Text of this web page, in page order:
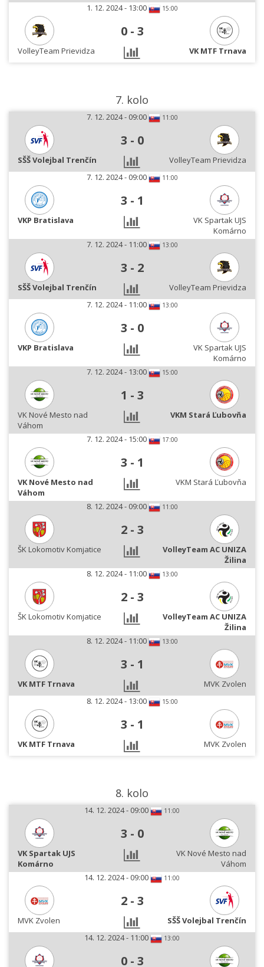
1. 12. 2024 - 13:00 15:00
0 - 3
VolleyTeam Prievidza VK MTF Trnava
7. kolo
7. 12. 2024 - 09:00 11:00
3 - 0
SŠŠ Volejbal Trenčín
VolleyTeam Prievidza
7. 12. 2024 - 09:00
11:00
3 - 1
VKP Bratislava
VK Spartak UJS
Komárno
7. 12. 2024 - 11:00
13:00
3 - 2
SŠŠ Volejbal Trenčín
VolleyTeam Prievidza
7. 12. 2024 - 11:00
13:00
3 - 0
VKP Bratislava
VK Spartak UJS
Komárno
7. 12. 2024 - 13:00
15:00
1 - 3
VK Nové Mesto nad
Váhom
VKM Stará Ľubovňa
7. 12. 2024 - 15:00 17:00
3 - 1
VK Nové Mesto nad
Váhom
VKM Stará Ľubovňa
8. 12. 2024 - 09:00 11:00
2 - 3
ŠK Lokomotiv Komjatice
VolleyTeam AC UNIZA
Žilina
8. 12. 2024 - 11:00
13:00
2 - 3
ŠK Lokomotiv Komjatice
VolleyTeam AC UNIZA
Žilina
8. 12. 2024 - 11:00
13:00
3 - 1
VK MTF Trnava
MVK Zvolen
8. 12. 2024 - 13:00
15:00
3 - 1
VK MTF Trnava MVK Zvolen
8. kolo
14. 12. 2024 - 09:00 11:00
3 - 0
VK Spartak UJS
Komárno
VK Nové Mesto nad
Váhom
14. 12. 2024 - 09:00
11:00
2 - 3
MVK Zvolen
SŠŠ Volejbal Trenčín
14. 12. 2024 - 11:00
13:00
0 - 3